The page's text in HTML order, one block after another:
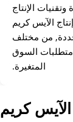
الإنتاج
الآيس كريم
من مختلف
متطلبات السوق
المتغيرة.
كريم